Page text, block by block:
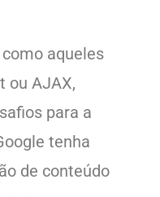
aqueles
ou AJAX,
para a
tenha
de conteúdo